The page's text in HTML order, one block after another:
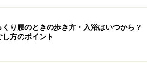
した動作の際、お腹側、背中側の筋
た状態になることで、痛みに襲われる
膜、筋肉の損傷や椎間板、腰椎の関
、ほとんどのケースでは日常生活で無
くり腰のときの歩き方・入浴はいつから？
し方のポイント